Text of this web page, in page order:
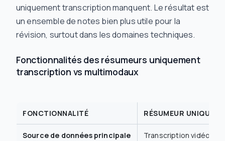
uniquement transcription manquent. Le résultat est
un ensemble de notes bien plus utile pour la
révision, surtout dans les domaines techniques.
Fonctionnalités des résumeurs uniquement
transcription vs multimodaux
FONCTIONNALITÉ RÉSUMEUR
Source de données principale Transcription vidéo